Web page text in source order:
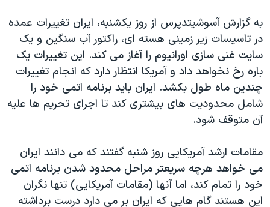
به گزارش آسوشیتدپرس از روز یکشنبه، ایران تغییرات عمده
در تاسیسات زیر زمینی هسته ای، راکتور آب سنگین و یک
سایت غنی سازی اورانیوم را آغاز می کند. این تغییرات یک
باره رخ نخواهد داد و آمریکا انتظار دارد که انجام تغییرات
چندین ماه طول بکشد. ایران باید برنامه اتمی خود را
شامل محدودیت های بیشتری کند تا اجرای تحریم ها علیه
آن متوقف شود.
مقامات ارشد آمریکایی روز شنبه گفتند که می دانند ایران
می خواهد هرچه سریعتر مراحل محدود شدن برنامه اتمی
خود را تمام کند، اما آنها (مقامات آمریکایی) تنها نگران
این هستند گام هایی که ایران بر می دارد درست برداشته